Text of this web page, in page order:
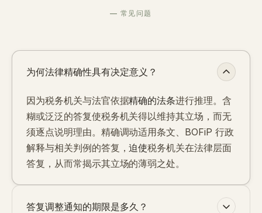
— 常见问题
为何法律精确性具有决定意义？
因为税务机关与法官依据精确的法条进行推理。含
糊或泛泛的答复使税务机关得以维持其立场，而无
须逐点说明理由。精确调动适用条文、BOFiP 行政
解释与相关判例的答复，迫使税务机关在法律层面
答复，从而常揭示其立场的薄弱之处。
答复调整通知的期限是多久？